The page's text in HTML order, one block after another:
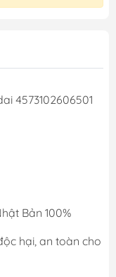
4573102606501
Bản 100%
hại, an toàn cho